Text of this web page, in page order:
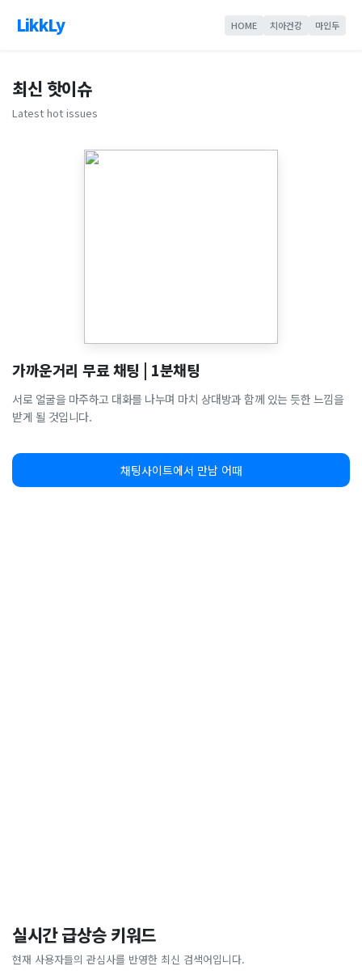
LikkLy HOME 치아건강 마인두
최신 핫이슈
Latest hot issues
가까운거리 무료 채팅 | 1분채팅
서로 얼굴을 마주하고 대화를 나누며 마치 상대방과 함께 있는 듯한 느낌을
받게 될 것입니다.
채팅사이트에서 만남 어때
실시간 급상승 키워드
현재 사용자들의 관심사를 반영한 최신 검색어입니다.